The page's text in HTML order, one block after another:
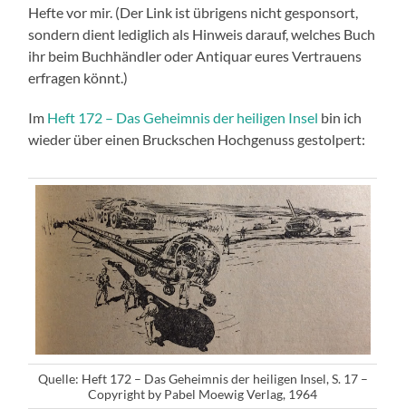
Hefte vor mir. (Der Link ist übrigens nicht gesponsort,
sondern dient lediglich als Hinweis darauf, welches Buch
ihr beim Buchhändler oder Antiquar eures Vertrauens
erfragen könnt.)
Im Heft 172 – Das Geheimnis der heiligen Insel bin ich
wieder über einen Bruckschen Hochgenuss gestolpert:
Quelle: Heft 172 – Das Geheimnis der heiligen Insel, S. 17 –
Copyright by Pabel Moewig Verlag, 1964